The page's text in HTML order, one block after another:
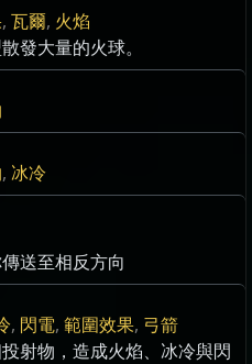
, 瓦爾, 火焰
發大量的火球。
, 冰冷
送至相反方向
, 閃電, 範圍效果, 弓箭
射物，造成火焰、冰冷與閃